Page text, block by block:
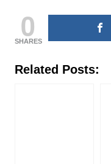
0
SHARES
Related Posts: